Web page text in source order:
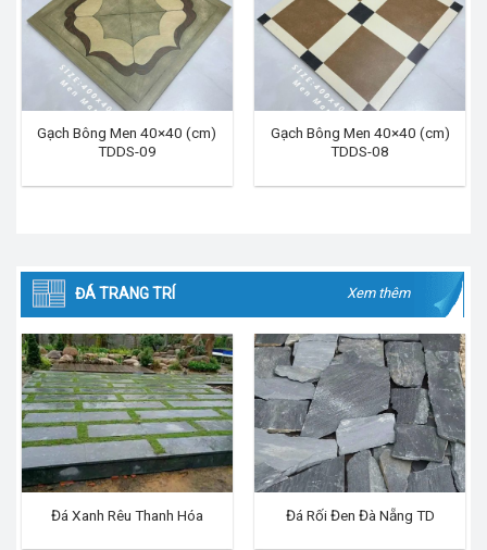
Gạch Bông Men 40×40 (cm)
TDDS-09
Gạch Bông Men 40×40 (cm)
TDDS-08
ĐÁ TRANG TRÍ Xem thêm
Đá Xanh Rêu Thanh Hóa Đá Rối Đen Đà Nẵng TD